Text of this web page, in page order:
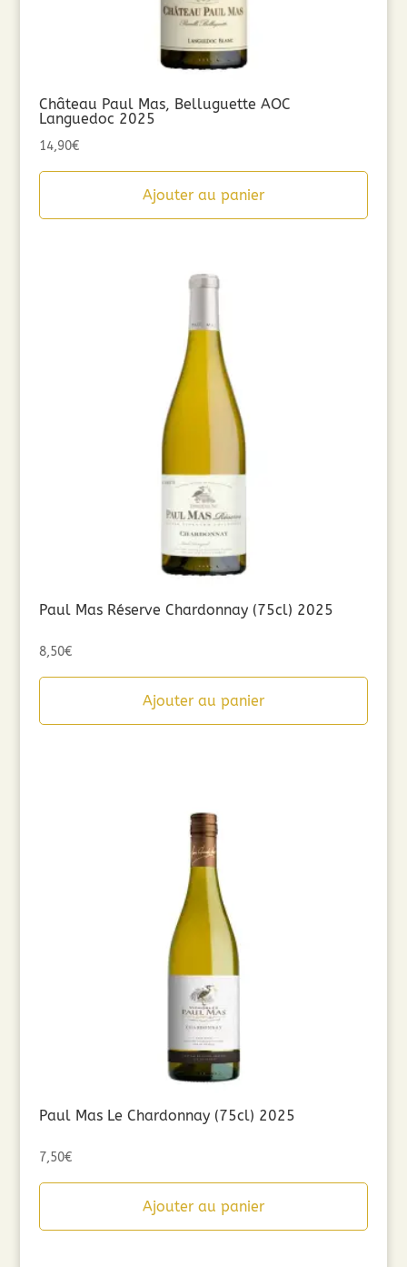
Château Paul Mas, Belluguette AOC
Languedoc 2025
14,90€
Ajouter au panier
Paul Mas Réserve Chardonnay (75cl) 2025
8,50€
Ajouter au panier
Paul Mas Le Chardonnay (75cl) 2025
7,50€
Ajouter au panier